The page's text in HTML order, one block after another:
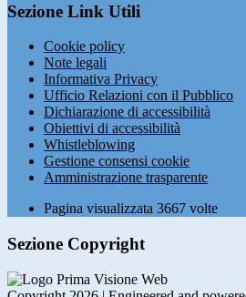
Sezione Link Utili
Cookie policy
Note legali
Informativa Privacy
Ufficio Relazioni con il Pubblico
Dichiarazione di accessibilità
Obiettivi di accessibilità
Whistleblowing
Gestione consensi cookie
Amministrazione trasparente
Pagina visualizzata 3667 volte
Sezione Copyright